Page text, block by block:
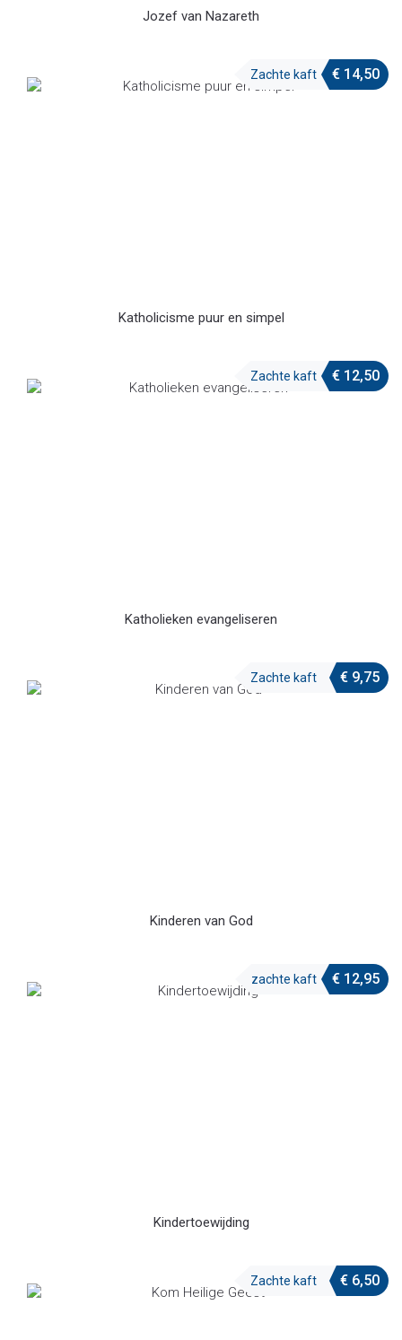
Jozef van Nazareth
Katholicisme puur en simpel
Zachte kaft € 14,50
Katholieken evangeliseren
Zachte kaft € 12,50
Kinderen van God
Zachte kaft € 9,75
Kindertoewijding
zachte kaft € 12,95
Zachte kaft € 6,50